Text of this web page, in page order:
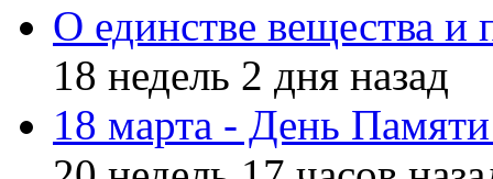
О единстве вещества и
18 недель 2 дня назад
18 марта - День